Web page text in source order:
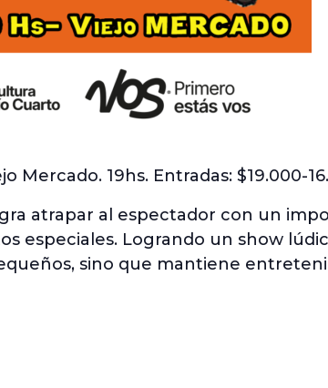
Mercado. 19hs. Entradas: $19.000-
atrapar al espectador con un
especiales. Logrando un show
sino que mantiene